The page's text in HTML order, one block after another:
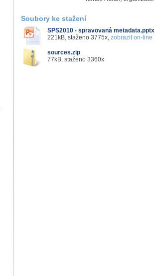
Soubory ke stažení
SPS2010 - spravovaná metadata.pptx
221kB, staženo 3775x, zobrazit on-line
sources.zip
77kB, staženo 3360x